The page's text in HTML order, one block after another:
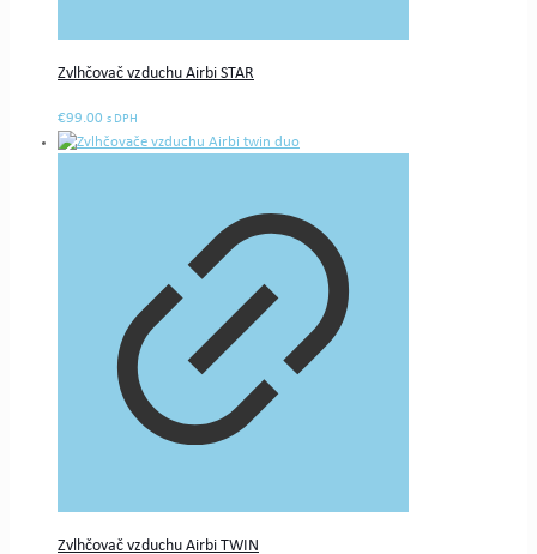
Zvlhčovač vzduchu Airbi STAR
€99.00 s DPH
Zvlhčovač vzduchu Airbi TWIN